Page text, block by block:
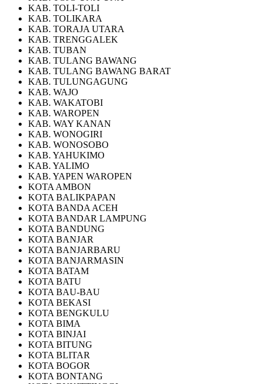
KAB. TOLI-TOLI
KAB. TOLIKARA
KAB. TORAJA UTARA
KAB. TRENGGALEK
KAB. TUBAN
KAB. TULANG BAWANG
KAB. TULANG BAWANG BARAT
KAB. TULUNGAGUNG
KAB. WAJO
KAB. WAKATOBI
KAB. WAROPEN
KAB. WAY KANAN
KAB. WONOGIRI
KAB. WONOSOBO
KAB. YAHUKIMO
KAB. YALIMO
KAB. YAPEN WAROPEN
KOTA AMBON
KOTA BALIKPAPAN
KOTA BANDA ACEH
KOTA BANDAR LAMPUNG
KOTA BANDUNG
KOTA BANJAR
KOTA BANJARBARU
KOTA BANJARMASIN
KOTA BATAM
KOTA BATU
KOTA BAU-BAU
KOTA BEKASI
KOTA BENGKULU
KOTA BIMA
KOTA BINJAI
KOTA BITUNG
KOTA BLITAR
KOTA BOGOR
KOTA BONTANG